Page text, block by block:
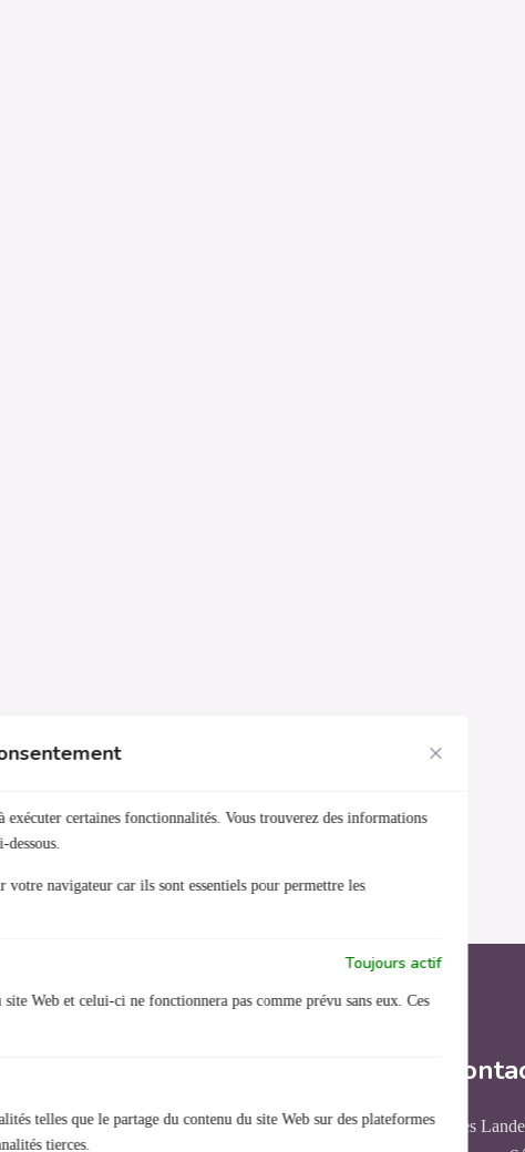
certaines fonctionnalités. Vous trouverez des informations
dessous.
votre navigateur car ils sont essentiels pour permettre les
Toujours actif
Web et celui-ci ne fonctionnera pas comme prévu sans eux. Ces
telles que le partage du contenu du site Web sur des plateformes
tierces.
Nous
31 rue des